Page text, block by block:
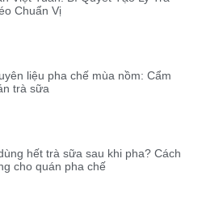
Chuẩn Vị
liệu pha chế mùa nồm: Cẩm
trà sữa
hết trà sữa sau khi pha? Cách
cho quán pha chế